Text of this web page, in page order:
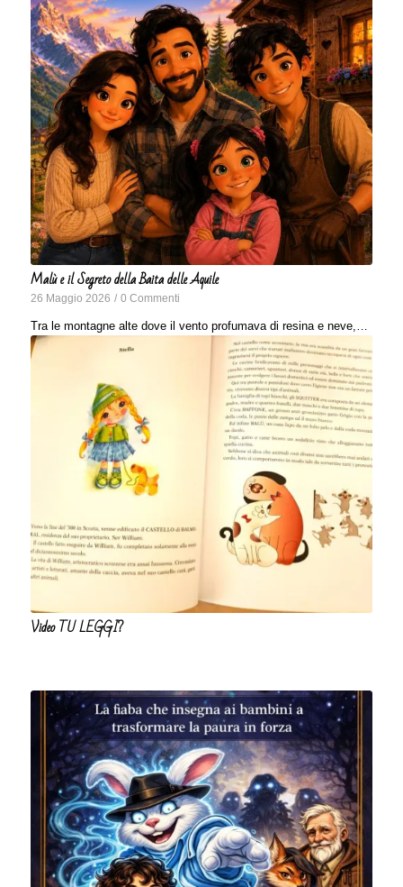
Malù e il Segreto della Baita delle Aquile
26 Maggio 2026 / 0 Commenti
Tra le montagne alte dove il vento profumava di resina e neve,…
Video TU LEGGI?